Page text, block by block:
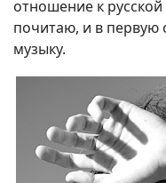
отношение к
почитаю, и в первую
музыку.